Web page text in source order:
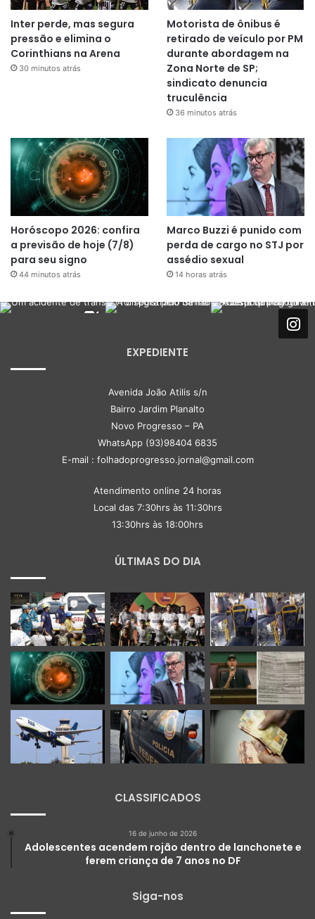
Inter perde, mas segura
pressão e elimina o
Corinthians na Arena
30 minutos atrás
Motorista de ônibus é
retirado de veículo por PM
durante abordagem na
Zona Norte de SP;
sindicato denuncia
truculência
36 minutos atrás
Horóscopo 2026: confira
a previsão de hoje (7/8)
para seu signo
44 minutos atrás
Marco Buzzi é punido com
perda de cargo no STJ por
assédio sexual
14 horas atrás
EXPEDIENTE
Avenida João Atilis s/n
Bairro Jardim Planalto
Novo Progresso – PA
WhatsApp (93)98404 6835
E-mail : folhadoprogresso.jornal@gmail.com
Atendimento online 24 horas
Local das 7:30hrs às 11:30hrs
13:30hrs às 18:00hrs
ÚLTIMAS DO DIA
CLASSIFICADOS
16 de junho de 2026
Adolescentes acendem rojão dentro de lanchonete e
ferem criança de 7 anos no DF
Siga-nos